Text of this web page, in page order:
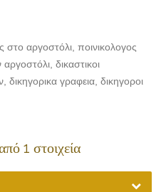
στο αργοστόλι, ποινικολογος
δικαστικοι
δικηγορικα γραφεια, δικηγοροι
1 στοιχεία